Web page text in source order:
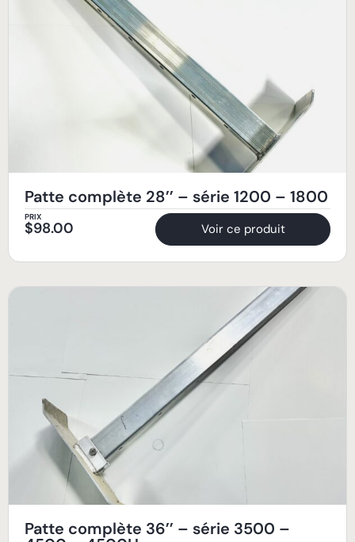
Patte complète 28’’ – série 1200 – 1800
PRIX
$98.00 Voir ce produit
Patte complète 36’’ – série 3500 –